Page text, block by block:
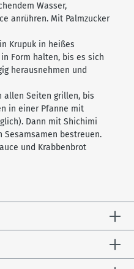
Wasser,
anrühren. Mit Palmzucker
Krupuk in heißes
Form halten, bis es sich
herausnehmen und
allen Seiten grillen, bis
in einer Pfanne mit
Dann mit Shichimi
bestreuen.
und Krabbenbrot